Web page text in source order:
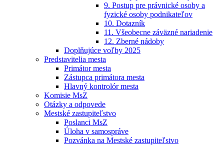
9. Postup pre právnické osoby a
fyzické osoby podnikateľov
10. Dotazník
11. Všeobecne záväzné nariadenie
12. Zberné nádoby
Doplňujúce voľby 2025
Predstavitelia mesta
Primátor mesta
Zástupca primátora mesta
Hlavný kontrolór mesta
Komisie MsZ
Otázky a odpovede
Mestské zastupiteľstvo
Poslanci MsZ
Úloha v samospráve
Pozvánka na Mestské zastupiteľstvo